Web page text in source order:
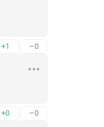
+1 –0
+0 –0